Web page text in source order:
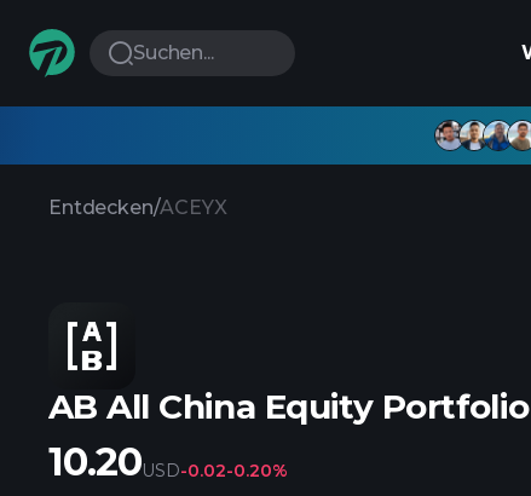
Suchen...
Entdecken/ACEYX
AB All China Equity
10.20USD-0.02-0.20%